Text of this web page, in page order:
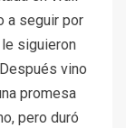
a seguir por
siguieron
vino
promesa
pero duró